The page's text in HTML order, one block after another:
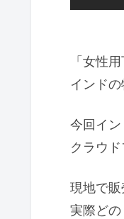
「女性
インド
今回イ
クラウ
現地で販
実際どの